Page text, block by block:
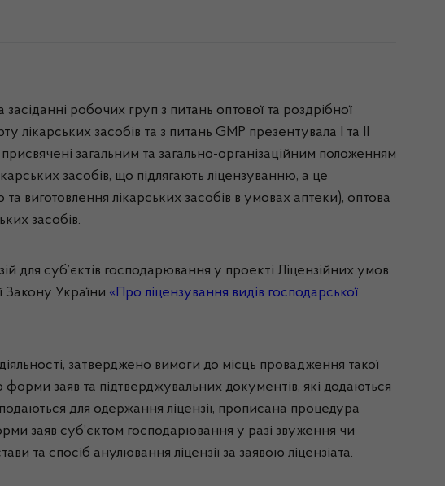
робочих груп з питань оптової та роздрібної
лікарських засобів та з питань GMP презентувала I та II
загальним та загально-організаційним положенням
засобів, що підлягають ліцензуванню, а це
виготовлення лікарських засобів в умовах аптеки), оптова
засобів.
для суб’єктів господарювання у проекті Ліцензійних умов
Закону України «Про ліцензування видів господарської
затверджено вимоги до місць провадження такої
заяв та підтверджувальних документів, які додаються
для одержання ліцензії, прописана процедура
заяв суб’єктом господарювання у разі звуження чи
та спосіб анулювання ліцензії за заявою ліцензіата.